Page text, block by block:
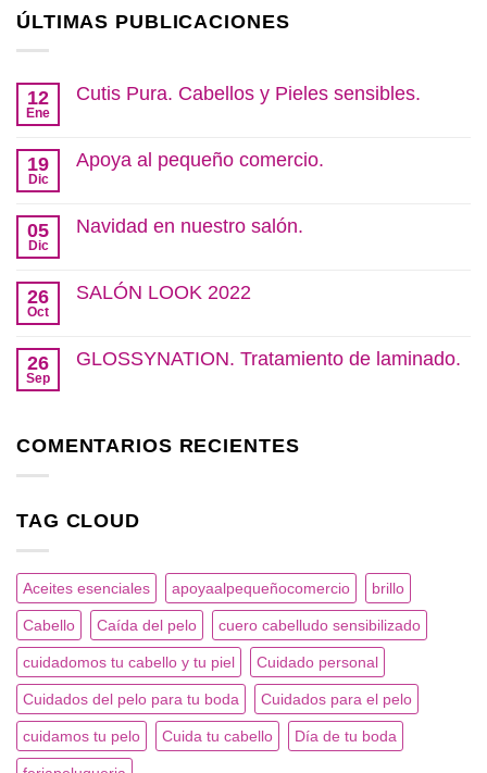
ÚLTIMAS PUBLICACIONES
12
Ene
Cutis Pura. Cabellos y Pieles sensibles.
en
y
19
Dic
Apoya al pequeño comercio.
comentarios
en
comercio.
05
Dic
Navidad en nuestro salón.
comentarios
en
salón.
26
Oct
SALÓN LOOK 2022
en
26
Sep
GLOSSYNATION. Tratamiento de laminado.
GLOSSYNATION.
COMENTARIOS RECIENTES
TAG CLOUD
Aceites esenciales apoyaalpequeñocomercio brillo
Cabello Caída del pelo cuero cabelludo sensibilizado
cuidadomos tu cabello y tu piel Cuidado personal
Cuidados del pelo para tu boda Cuidados para el pelo
cuidamos tu pelo Cuida tu cabello Día de tu boda